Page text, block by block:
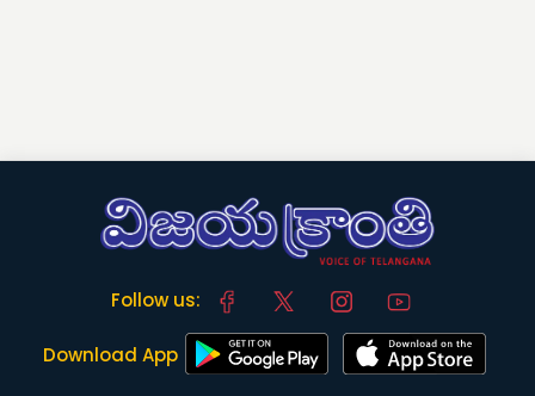
Follow us:
Download App